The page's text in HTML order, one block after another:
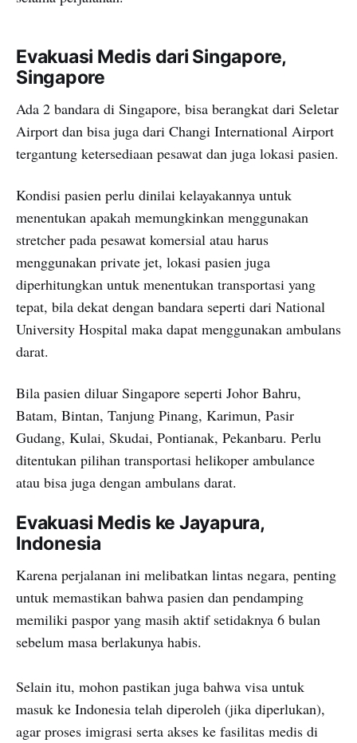
Evakuasi Medis dari Singapore,
Singapore
Ada 2 bandara di Singapore, bisa berangkat dari Seletar
Airport dan bisa juga dari Changi International Airport
tergantung ketersediaan pesawat dan juga lokasi pasien.
Kondisi pasien perlu dinilai kelayakannya untuk
menentukan apakah memungkinkan menggunakan
stretcher pada pesawat komersial atau harus
menggunakan private jet, lokasi pasien juga
diperhitungkan untuk menentukan transportasi yang
tepat, bila dekat dengan bandara seperti dari National
University Hospital maka dapat menggunakan ambulans
darat.
Bila pasien diluar Singapore seperti Johor Bahru,
Batam, Bintan, Tanjung Pinang, Karimun, Pasir
Gudang, Kulai, Skudai, Pontianak, Pekanbaru. Perlu
ditentukan pilihan transportasi helikoper ambulance
atau bisa juga dengan ambulans darat.
Evakuasi Medis ke Jayapura,
Indonesia
Karena perjalanan ini melibatkan lintas negara, penting
untuk memastikan bahwa pasien dan pendamping
memiliki paspor yang masih aktif setidaknya 6 bulan
sebelum masa berlakunya habis.
Selain itu, mohon pastikan juga bahwa visa untuk
masuk ke Indonesia telah diperoleh (jika diperlukan),
agar proses imigrasi serta akses ke fasilitas medis di